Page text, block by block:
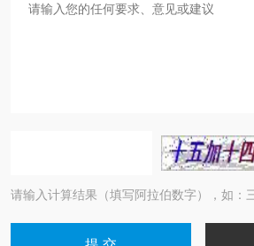
请输入计算结果（填写阿拉伯数字），如：